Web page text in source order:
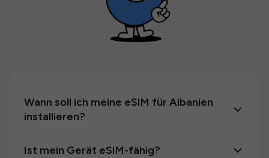
Wann soll ich meine eSIM für Albanien
installieren?
Ist mein Gerät eSIM-fähig?